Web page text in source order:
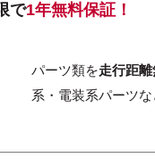
で1年無料保証！
パーツ類を走行距
系・電装系パーツな